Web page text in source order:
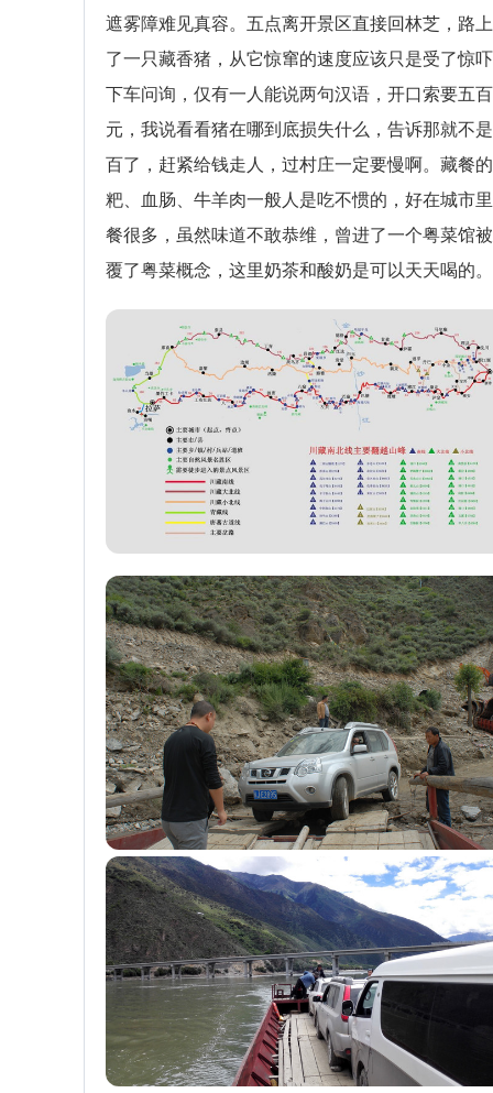
遮雾障难见真容。五点离开景区直接回林芝，路
了一只藏香猪，从它惊窜的速度应该只是受了惊
下车问询，仅有一人能说两句汉语，开口索要五百
元，我说看看猪在哪到底损失什么，告诉那就不
百了，赶紧给钱走人，过村庄一定要慢啊。藏餐
粑、血肠、牛羊肉一般人是吃不惯的，好在城市
餐很多，虽然味道不敢恭维，曾进了一个粤菜馆
覆了粤菜概念，这里奶茶和酸奶是可以天天喝的。